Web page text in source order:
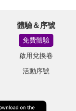
體驗＆序號
免費體驗
啟用兌換卷
活動序號